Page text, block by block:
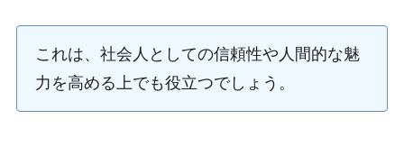
これは、社会人としての信頼性や人間的な魅
力を高める上でも役立つでしょう。